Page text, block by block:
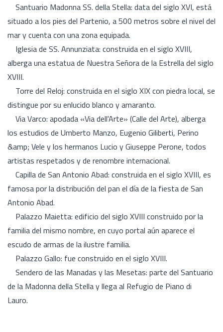
Santuario Madonna SS. della Stella: data del siglo XVI, está
situado a los pies del Partenio, a 500 metros sobre el nivel del
mar y cuenta con una zona equipada.
Iglesia de SS. Annunziata: construida en el siglo XVIII,
alberga una estatua de Nuestra Señora de la Estrella del siglo
XVIII.
Torre del Reloj: construida en el siglo XIX con piedra local, se
distingue por su enlucido blanco y amaranto.
Via Varco: apodada «Via dell'Arte» (Calle del Arte), alberga
los estudios de Umberto Manzo, Eugenio Giliberti, Perino
&amp; Vele y los hermanos Lucio y Giuseppe Perone, todos
artistas respetados y de renombre internacional.
Capilla de San Antonio Abad: construida en el siglo XVIII, es
famosa por la distribución del pan el día de la fiesta de San
Antonio Abad.
Palazzo Maietta: edificio del siglo XVIII construido por la
familia del mismo nombre, en cuyo portal aún aparece el
escudo de armas de la ilustre familia.
Palazzo Gallo: fue construido en el siglo XVIII.
Sendero de las Manadas y las Mesetas: parte del Santuario
de la Madonna della Stella y llega al Refugio de Piano di
Lauro.